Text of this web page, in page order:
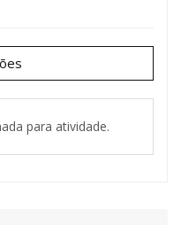
para atividade.